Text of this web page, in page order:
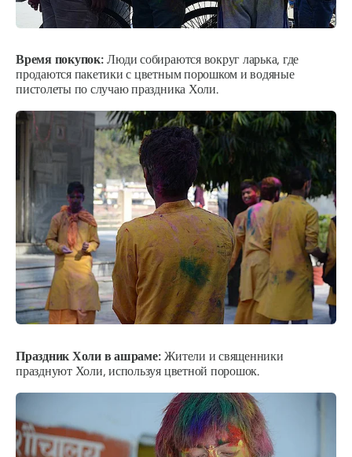
Время покупок:Люди собираются вокруг ларька, где
продаются пакетики с цветным порошком и водяные
пистолеты по случаю праздника Холи.
Праздник Холи в ашраме:Жители и священники
празднуют Холи, используя цветной порошок.